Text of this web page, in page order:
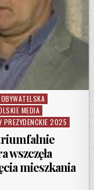
MEDIA
PREZYDENCKIE 2025
wszczęła
mieszkania